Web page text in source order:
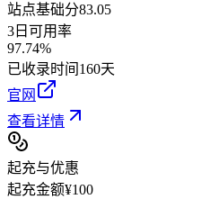
站点基础分83.05
3日可用率
97.74%
已收录时间 160天
官网
查看详情
起充与优惠
起充金额¥100